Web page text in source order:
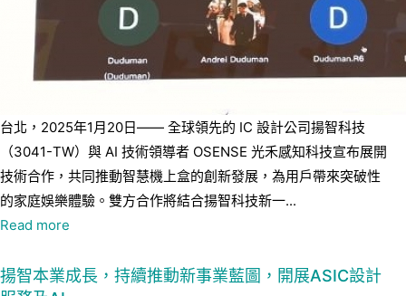
台北，2025年1月20日—— 全球領先的 IC 設計公司揚智科技
（3041-TW）與 AI 技術領導者 OSENSE 光禾感知科技宣布展開
技術合作，共同推動智慧機上盒的創新發展，為用戶帶來突破性
的家庭娛樂體驗。雙方合作將結合揚智科技新一...
Read more
揚智本業成長，持續推動新事業藍圖，開展ASIC設計